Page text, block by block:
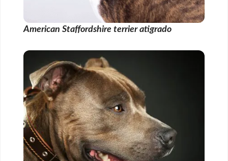
American Staffordshire terrier atigrado